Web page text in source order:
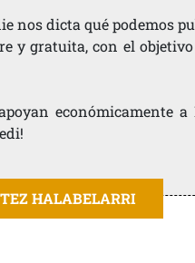
nos dicta qué podemos
y gratuita, con el
económicamente
HALABELARRI